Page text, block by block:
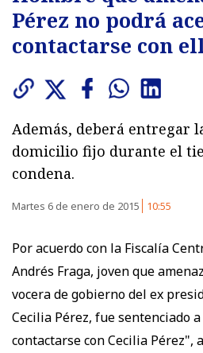
Pérez no podrá
contactarse con
Además, deberá entregar
domicilio fijo durante el
condena.
Martes 6 de enero de 2015 10:55
Por acuerdo con la Fiscalía
Andrés Fraga, joven que
vocera de gobierno del ex
Cecilia Pérez, fue sentenciado
contactarse con Cecilia Pérez",